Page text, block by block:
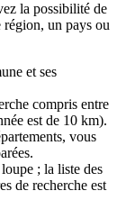
la possibilité de
région, un pays ou
et ses
compris entre
est de 10 km).
vous
; la liste des
de recherche est